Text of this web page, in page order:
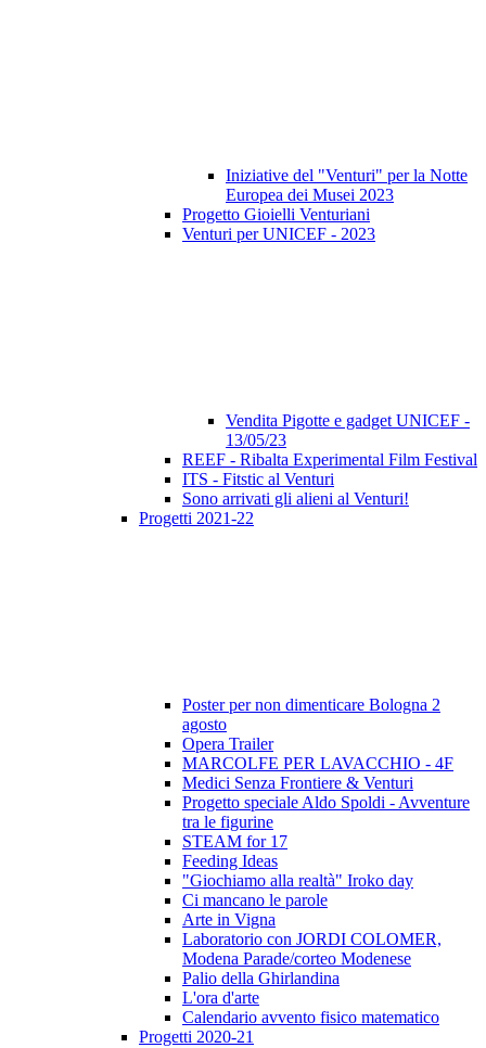
Iniziative del "Venturi" per la Notte
Europea dei Musei 2023
Progetto Gioielli Venturiani
Venturi per UNICEF - 2023
Vendita Pigotte e gadget UNICEF -
13/05/23
REEF - Ribalta Experimental Film Festival
ITS - Fitstic al Venturi
Sono arrivati gli alieni al Venturi!
Progetti 2021-22
Poster per non dimenticare Bologna 2
agosto
Opera Trailer
MARCOLFE PER LAVACCHIO - 4F
Medici Senza Frontiere & Venturi
Progetto speciale Aldo Spoldi - Avventure
tra le figurine
STEAM for 17
Feeding Ideas
"Giochiamo alla realtà" Iroko day
Ci mancano le parole
Arte in Vigna
Laboratorio con JORDI COLOMER,
Modena Parade/corteo Modenese
Palio della Ghirlandina
L'ora d'arte
Calendario avvento fisico matematico
Progetti 2020-21